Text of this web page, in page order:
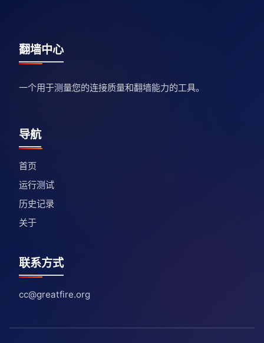
翻墙中心
一个用于测量您的连接质量和翻墙能力的工具。
导航
首页
运行测试
历史记录
关于
联系方式
cc@greatfire.org